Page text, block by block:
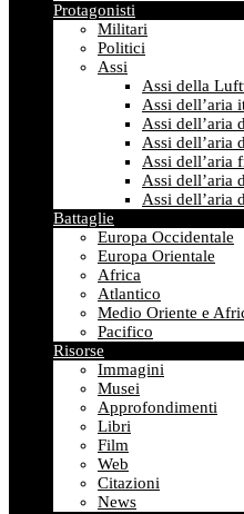
Protagonisti
Militari
Politici
Assi
Assi della
Assi dell’aria
Assi dell’aria
Assi dell’aria
Assi dell’aria
Assi dell’aria
Assi dell’aria
Battaglie
Europa Occidentale
Europa Orientale
Africa
Atlantico
Medio Oriente e
Pacifico
Risorse
Immagini
Musei
Approfondimenti
Libri
Film
Web
Citazioni
News